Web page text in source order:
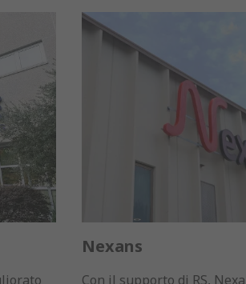
Nexans
Con il supporto di RS,